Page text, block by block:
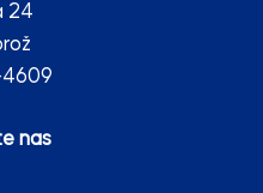
24
4609
nas